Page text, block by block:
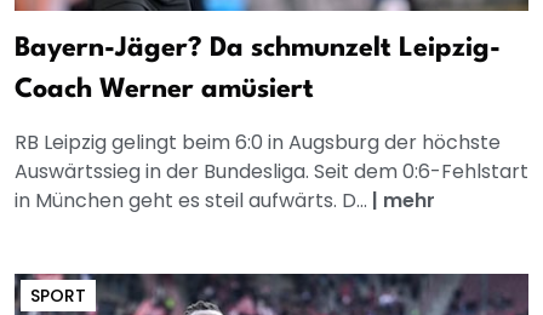
Bayern-Jäger? Da schmunzelt Leipzig-
Coach Werner amüsiert
RB Leipzig gelingt beim 6:0 in Augsburg der höchste
Auswärtssieg in der Bundesliga. Seit dem 0:6-Fehlstart
in München geht es steil aufwärts. D... | mehr
SPORT